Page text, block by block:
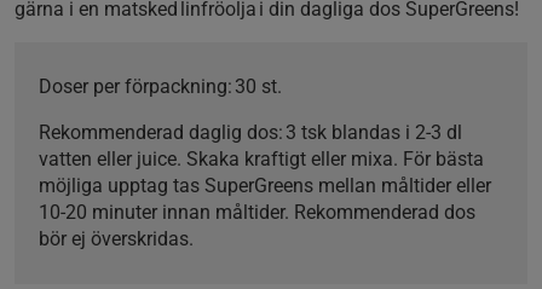
gärna i en matsked linfröolja i din dagliga dos SuperGreens!
Doser per förpackning: 30 st.
Rekommenderad daglig dos: 3 tsk blandas i 2-3 dl
vatten eller juice. Skaka kraftigt eller mixa. För bästa
möjliga upptag tas SuperGreens mellan måltider eller
10-20 minuter innan måltider. Rekommenderad dos
bör ej överskridas.